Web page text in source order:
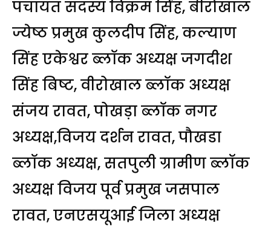
पंचायत सदस्य विक्रम सिंह, बीरोंखाल
ज्येष्ठ प्रमुख कुलदीप सिंह, कल्याण
सिंह एकेश्वर ब्लॉक अध्यक्ष जगदीश
सिंह बिष्ट, वीरोखाल ब्लॉक अध्यक्ष
संजय रावत, पोखड़ा ब्लॉक नगर
अध्यक्ष,विजय दर्शन रावत, पौखडा
ब्लॉक अध्यक्ष, सतपुली ग्रामीण ब्लॉक
अध्यक्ष विजय पूर्व प्रमुख जसपाल
रावत, एनएसयूआई जिला अध्यक्ष